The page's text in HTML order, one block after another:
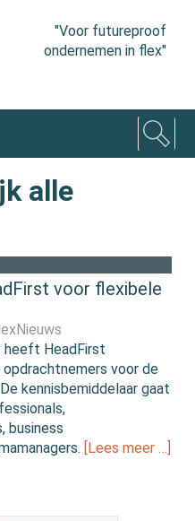
"Voor futureproof
ondernemen in flex"
alle
voor flexibele
heeft HeadFirst
voor de
kennisbemiddelaar gaat
business
[Lees meer …]